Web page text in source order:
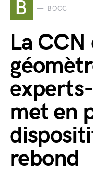
B BOCC
La CCN
met en
rebond